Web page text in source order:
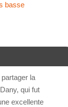
basse
la
qui fut
excellente